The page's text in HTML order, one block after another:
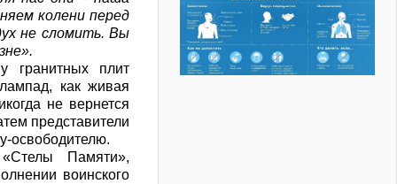
колени перед
не сломить. Вы
гранитных плит
как живая
не вернется
представители
освободителю.
Памяти»,
воинского